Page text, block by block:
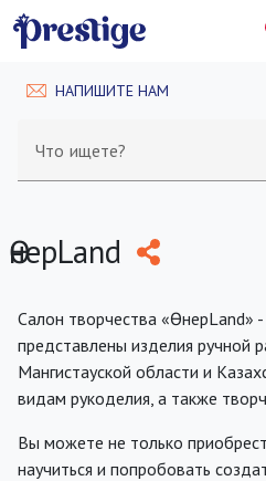
НАПИШИТЕ НАМ
Что ищете?
ӨнерLand
Салон творчества «ӨнерLand»
представлены изделия ручной
Мангистауской области и
видам рукоделия, а также
Вы можете не только
научиться и попробовать